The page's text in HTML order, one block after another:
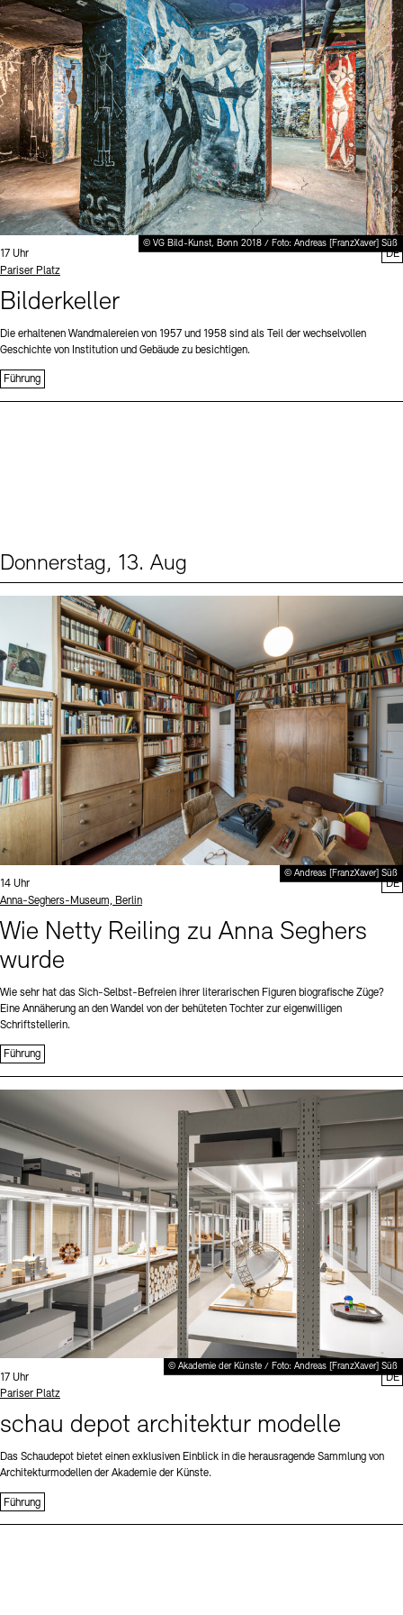
Stellenangebote Newsletter Presse
Nachhaltigkeit Kontakt
Digitale Sammlungen Exil-Archive
© VG Bild-Kunst, Bonn 2018 / Foto: Andreas [FranzXaver] Süß
Uhrzeit:
17 Uhr
Standort
Pariser Platz
Bilderkeller
Die erhaltenen Wandmalereien von 1957 und 1958 sind als Teil der wechselvollen
Geschichte von Institution und Gebäude zu besichtigen.
Führung
DE
Donnerstag, 13. Aug
© Andreas [FranzXaver] Süß
Uhrzeit:
14 Uhr
Standort
Anna-Seghers-Museum, Berlin
Wie Netty Reiling zu Anna Seghers
wurde
Wie sehr hat das Sich-Selbst-Befreien ihrer literarischen Figuren biografische Züge?
Eine Annäherung an den Wandel von der behüteten Tochter zur eigenwilligen
Schriftstellerin.
Führung
DE
© Akademie der Künste / Foto: Andreas [FranzXaver] Süß
Uhrzeit:
17 Uhr
Standort
Pariser Platz
schau depot architektur modelle
Das Schaudepot bietet einen exklusiven Einblick in die herausragende Sammlung von
Architekturmodellen der Akademie der Künste.
Führung
DE